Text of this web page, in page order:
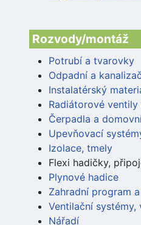
Rozvody/montáž
Potrubí a tvarovky
Odpadní a
Instalatérský
Radiátorové ventily
Čerpadla a
Upevňovací
Izolace, tmely
Flexi hadičky,
Plynové hadice
Zahradní program
Ventilační
Nářadí